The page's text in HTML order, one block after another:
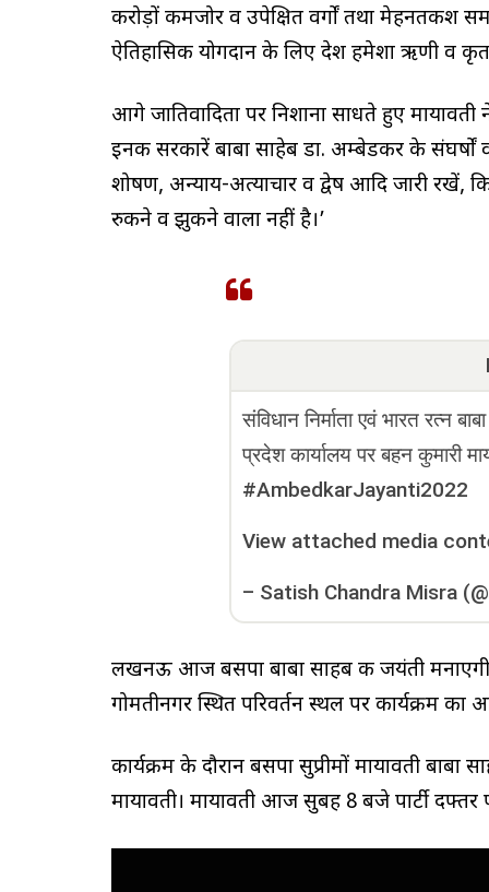
करोड़ों कमजोर व उपेक्षित वर्गों तथा मेहनतकश
ऐतिहासिक योगदान के लिए देश हमेशा ऋणी व
आगे जातिवादिता पर निशाना साधते हुए मायावती
इनकी सरकारें बाबा साहेब डा. अम्बेडकर के
शोषण, अन्याय-अत्याचार व द्वेष आदि जारी रखें,
रुकने व झुकने वाला नहीं है।’
संविधान निर्माता एवं भारत रत्न
प्रदेश कार्यालय पर बहन कुमारी
#AmbedkarJayanti2022
View attached media
– Satish Chandra Misra
लखनऊ आज बसपा बाबा साहब की जयंती
गोमतीनगर स्थित परिवर्तन स्थल पर कार्यक्रम का
कार्यक्रम के दौरान बसपा सुप्रीमों मायावती बाबा
मायावती। मायावती आज सुबह 8 बजे पार्टी दफ्तर